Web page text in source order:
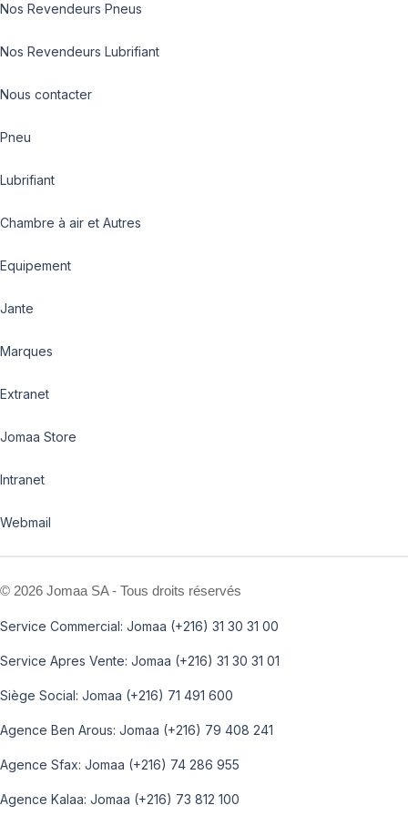
Nos Revendeurs Pneus
Nos Revendeurs Lubrifiant
Nous contacter
Pneu
Lubrifiant
Chambre à air et Autres
Equipement
Jante
Marques
Extranet
Jomaa Store
Intranet
Webmail
© 2026 Jomaa SA - Tous droits réservés
Service Commercial: Jomaa (+216) 31 30 31 00
Service Apres Vente: Jomaa (+216) 31 30 31 01
Siège Social: Jomaa (+216) 71 491 600
Agence Ben Arous: Jomaa (+216) 79 408 241
Agence Sfax: Jomaa (+216) 74 286 955
Agence Kalaa: Jomaa (+216) 73 812 100